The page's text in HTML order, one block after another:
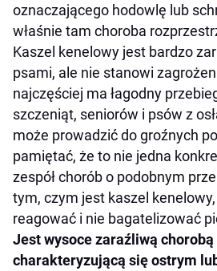
oznaczającego hodowlę lub
właśnie tam choroba
Kaszel kenelowy jest bardzo
psami, ale nie stanowi
najczęściej ma łagodny
szczeniąt, seniorów i psów z
może prowadzić do groźnych
pamiętać, że to nie jedna
zespół chorób o podobnym
tym, czym jest kaszel
reagować i nie bagatelizować
Jest wysoce zaraźliwą
charakteryzującą się ostrym